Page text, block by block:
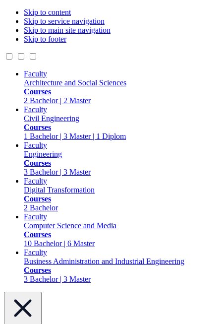
Skip to content
Skip to service navigation
Skip to main site navigation
Skip to footer
Faculty
Architecture and Social Sciences
Courses
2 Bachelor | 2 Master
Faculty
Civil Engineering
Courses
1 Bachelor | 3 Master | 1 Diplom
Faculty
Engineering
Courses
3 Bachelor | 3 Master
Faculty
Digital Transformation
Courses
2 Bachelor
Faculty
Computer Science and Media
Courses
10 Bachelor | 6 Master
Faculty
Business Administration and Industrial Engineering
Courses
3 Bachelor | 3 Master